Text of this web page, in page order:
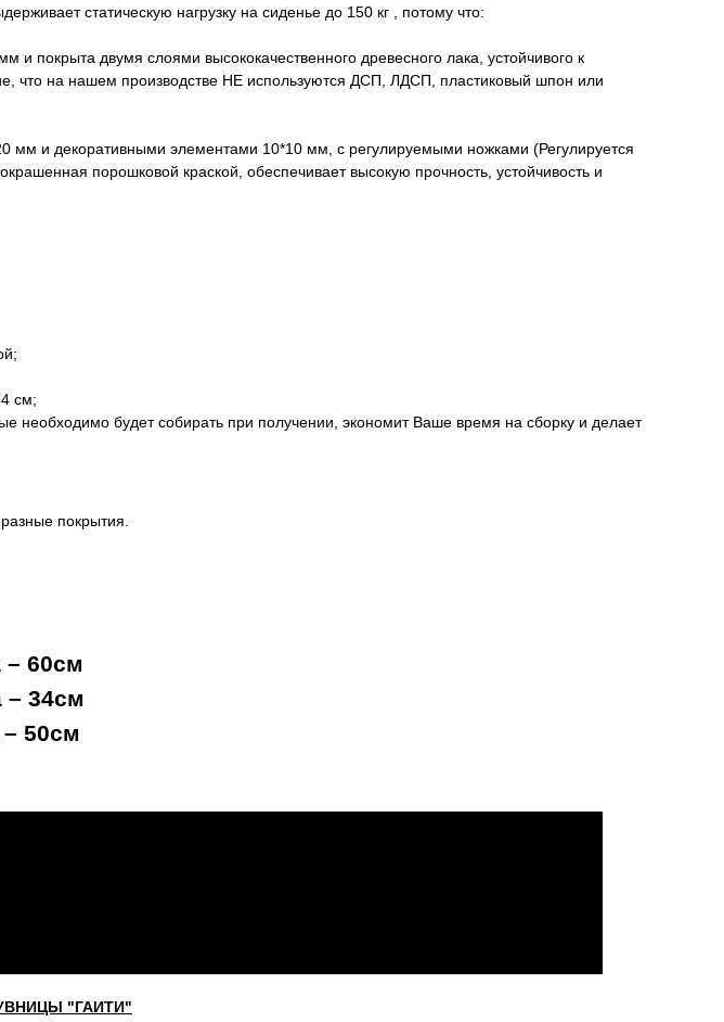
статическую нагрузку на сиденье до 150 кг , потому что:
покрыта двумя слоями высококачественного древесного лака, устойчивого к
на нашем производстве НЕ используются ДСП, ЛДСП, пластиковый шпон или
мм и декоративными элементами 10*10 мм, с регулируемыми ножками (Регулируется
порошковой краской, обеспечивает высокую прочность, устойчивость и
см;
будет собирать при получении, экономит Ваше время на сборку и делает
покрытия.
60см
– 34см
50см
"ГАИТИ"